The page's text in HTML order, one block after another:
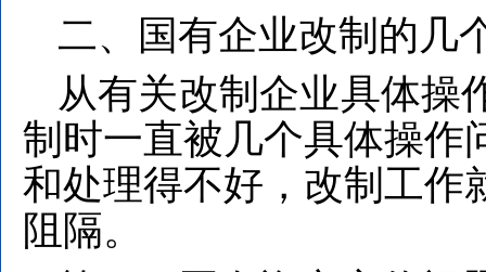
二、国有企业改制的几
从有关改制企业具体操
制时一直被几个具体操作
和处理得不好，改制工作
阻隔。